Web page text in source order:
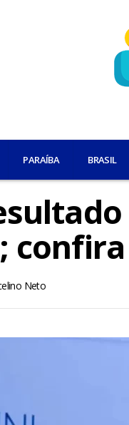
PARAÍBA BRASIL
confira
Neto